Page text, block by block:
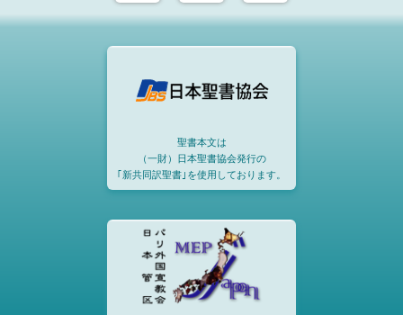
聖書本文は
（一財）日本聖書協会発行の
｢新共同訳聖書｣を使用しております。